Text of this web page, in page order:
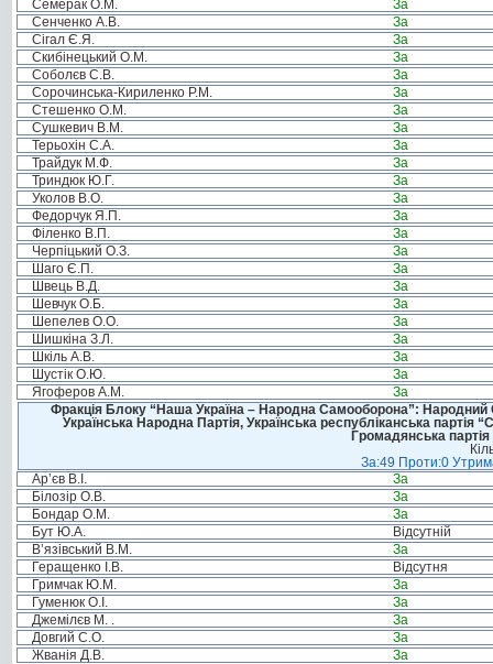
Семерак О.М.
За
Сенченко А.В.
За
Сігал Є.Я.
За
Скибінецький О.М.
За
Соболєв С.В.
За
Сорочинська-Кириленко Р.М.
За
Стешенко О.М.
За
Сушкевич В.М.
За
Терьохін С.А.
За
Трайдук М.Ф.
За
Триндюк Ю.Г.
За
Уколов В.О.
За
Федорчук Я.П.
За
Філенко В.П.
За
Черпіцький О.З.
За
Шаго Є.П.
За
Швець В.Д.
За
Шевчук О.Б.
За
Шепелев О.О.
За
Шишкіна З.Л.
За
Шкіль А.В.
За
Шустік О.Ю.
За
Ягоферов А.М.
За
Фракція Блоку “Наша Україна – Народна Самооборона”: Народний
Українська Народна Партія, Українська республіканська
Громадянська
За:49 Проти:0
Ар’єв В.І.
За
Білозір О.В.
За
Бондар О.М.
За
Бут Ю.А.
Відсутній
В’язівський В.М.
За
Геращенко І.В.
Відсутня
Гримчак Ю.М.
За
Гуменюк О.І.
За
Джемілєв М. .
За
Довгий С.О.
За
Жванія Д.В.
За